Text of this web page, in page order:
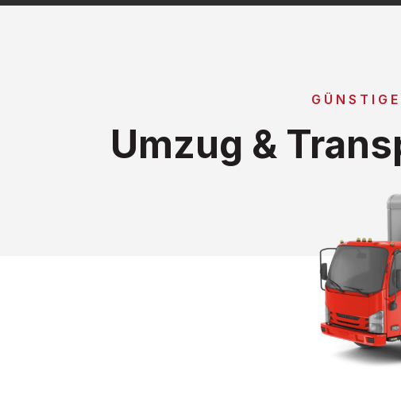
Umzug &